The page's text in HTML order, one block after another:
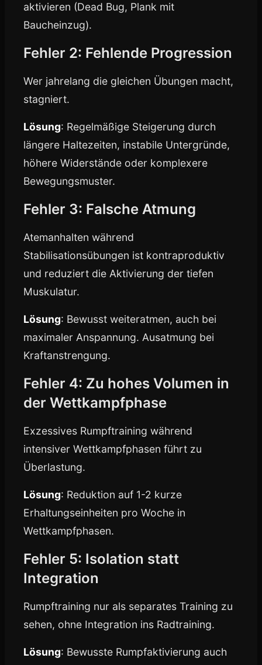
aktivieren (Dead Bug, Plank mit
Baucheinzug).
Fehler 2: Fehlende Progression
Wer jahrelang die gleichen Übungen macht,
stagniert.
Lösung: Regelmäßige Steigerung durch
längere Haltezeiten, instabile Untergründe,
höhere Widerstände oder komplexere
Bewegungsmuster.
Fehler 3: Falsche Atmung
Atemanhalten während
Stabilisationsübungen ist kontraproduktiv
und reduziert die Aktivierung der tiefen
Muskulatur.
Lösung: Bewusst weiteratmen, auch bei
maximaler Anspannung. Ausatmung bei
Kraftanstrengung.
Fehler 4: Zu hohes Volumen in
der Wettkampfphase
Exzessives Rumpftraining während
intensiver Wettkampfphasen führt zu
Überlastung.
Lösung: Reduktion auf 1-2 kurze
Erhaltungseinheiten pro Woche in
Wettkampfphasen.
Fehler 5: Isolation statt
Integration
Rumpftraining nur als separates Training zu
sehen, ohne Integration ins Radtraining.
Lösung: Bewusste Rumpfaktivierung auch